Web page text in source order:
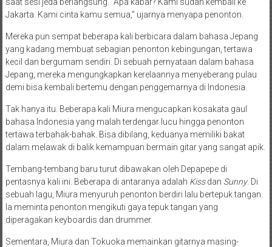
Jakarta. Kami cinta kamu semua,” ujarnya menyapa penonton.
Mereka pun sempat beberapa kali berbicara dalam bahasa Jepang
yang kadang membuat sebagian penonton kebingungan, tertawa
kecil dan bergumam sendiri. Di sebuah pernyataan dalam bahasa
Jepang, mereka mengungkapkan kerelaannya menyeberang pulau
demi bisa kembali bertemu dengan penggemarnya di Indonesia.
Tak hanya itu. Beberapa kali Miura mengucapkan kosakata gaul
bahasa Indonesia yang malah terdengar lucu hingga penonton
tertawa terbahak-bahak. Bisa dibilang, keduanya memiliki bakat
dalam melawak di balik kemampuan bermain gitar yang sangat apik.
Tembang-tembang baru turut dibawakan oleh Depapepe di
pentasnya kali ini. Beberapa di antaranya adalah Kissdan Sunny. Di
sebuah lagu, Miura menyuruh penonton berdiri lalu bertepuk tangan.
Ia meminta penonton mengikuti gaya tepuk tangan yang
diperagakan keyboardis dan drummer.
Sementara, Miura dan Tokuoka memainkan gitarnya masing-